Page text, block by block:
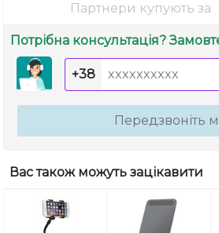
Партнери купують за
Потрібна консультація?
+38
Передзвоніть
Вас також можуть зацікавити